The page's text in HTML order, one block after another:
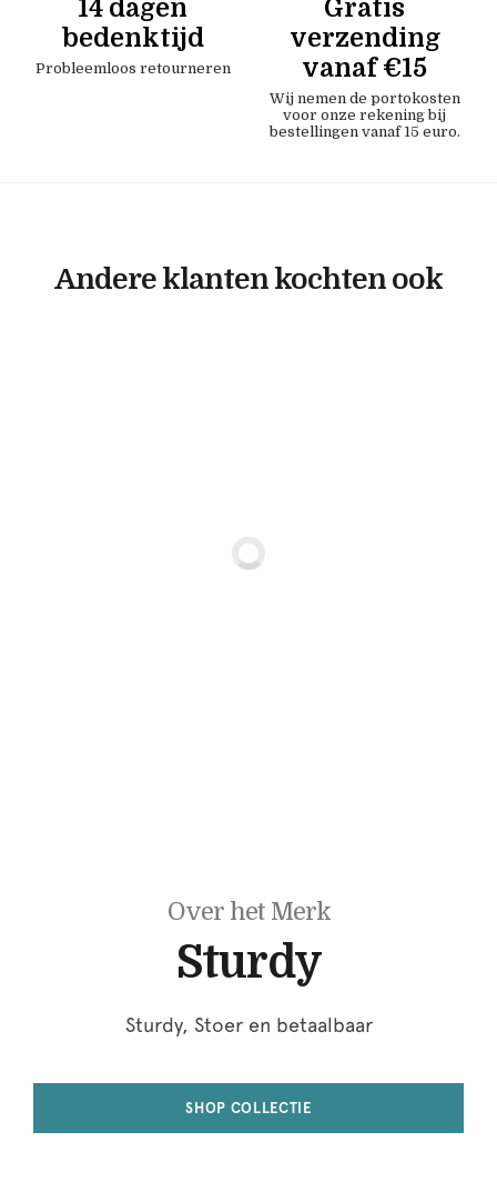
14 dagen
bedenktijd
Probleemloos retourneren
Gratis
verzending
vanaf €15
Wij nemen de portokosten
voor onze rekening bij
bestellingen vanaf 15 euro.
Andere klanten kochten ook
Over het Merk
Sturdy
Sturdy, Stoer en betaalbaar
SHOP COLLECTIE